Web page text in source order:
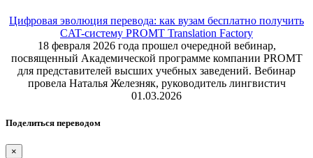
Цифровая эволюция перевода: как вузам бесплатно получить
CAT-систему PROMT Translation Factory
18 февраля 2026 года прошел очередной вебинар,
посвященный Академической программе компании PROMT
для представителей высших учебных заведений. Вебинар
провела Наталья Железняк, руководитель лингвистич
01.03.2026
Поделиться переводом
×